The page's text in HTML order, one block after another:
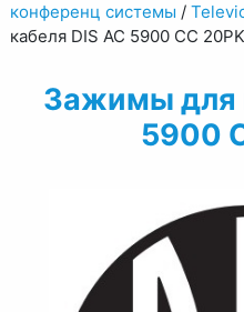
конференц системы /
кабеля DIS AC 5900 CC 20PK
Зажимы для
5900